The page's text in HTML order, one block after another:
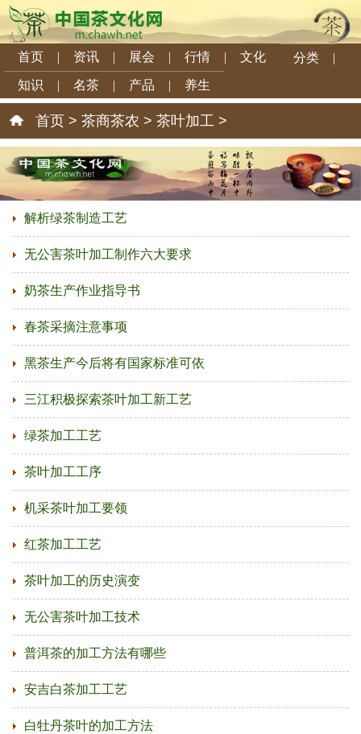
首页 | 资讯 | 展会 | 行情 | 文化 分类
|
知识
| 名茶 | 产品 | 养生
首页 > 茶商茶农 > 茶叶加工 >
解析绿茶制造工艺
无公害茶叶加工制作六大要求
奶茶生产作业指导书
春茶采摘注意事项
黑茶生产今后将有国家标准可依
三江积极探索茶叶加工新工艺
绿茶加工工艺
茶叶加工工序
机采茶叶加工要领
红茶加工工艺
茶叶加工的历史演变
无公害茶叶加工技术
普洱茶的加工方法有哪些
安吉白茶加工工艺
白牡丹茶叶的加工方法